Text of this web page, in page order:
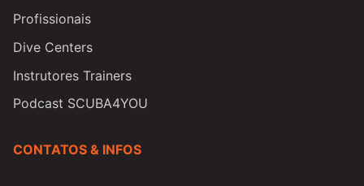
Profissionais
Dive Centers
Instrutores Trainers
Podcast SCUBA4YOU
CONTATOS & INFOS